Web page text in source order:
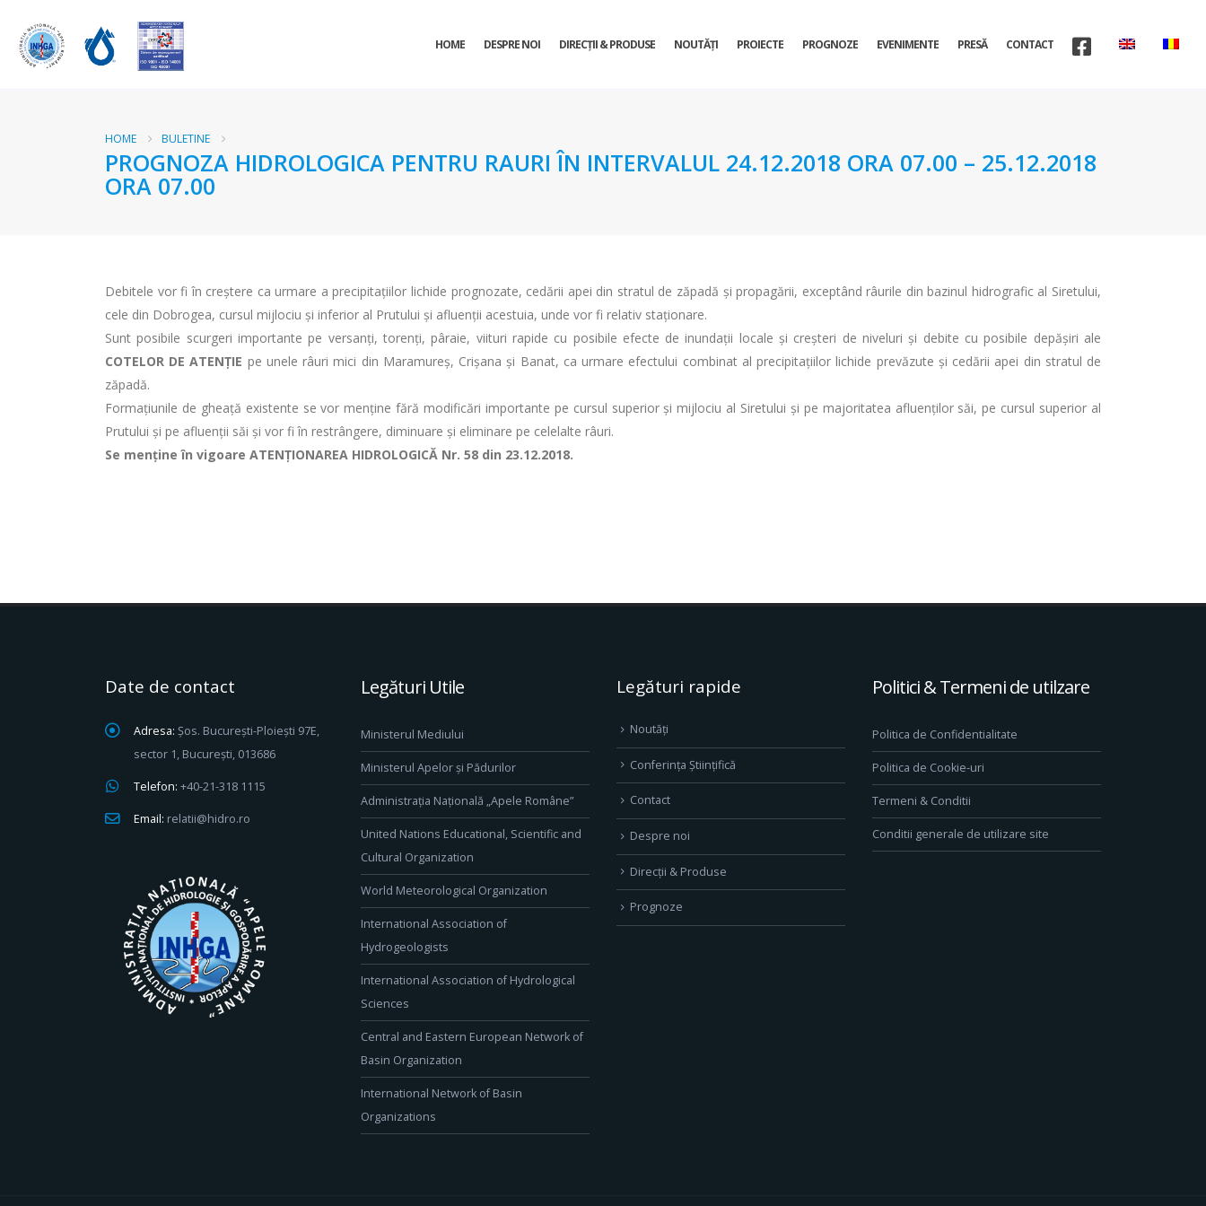
HOME DESPRE NOI DIRECŢII & PRODUSE NOUTĂȚI PROIECTE PROGNOZE EVENIMENTE PRESĂ CONTACT
HOME BULETINE
PROGNOZA HIDROLOGICA PENTRU RAURI ÎN INTERVALUL 24.12.2018 ORA 07.00 – 25.12.2018
ORA 07.00
Debitele vor fi în creştere ca urmare a precipitațiilor lichide prognozate, cedării apei din stratul de zăpadă și propagării, exceptând râurile din bazinul hidrografic al Siretului,
cele din Dobrogea, cursul mijlociu și inferior al Prutului și afluenții acestuia, unde vor fi relativ staţionare.
Sunt posibile scurgeri importante pe versanţi, torenţi, pâraie, viituri rapide cu posibile efecte de inundaţii locale și creşteri de niveluri și debite cu posibile depăşiri ale
COTELOR DE ATENŢIE pe unele râuri mici din Maramureș, Crișana și Banat, ca urmare efectului combinat al precipitațiilor lichide prevăzute și cedării apei din stratul de
zăpadă.
Formațiunile de gheață existente se vor menține fără modificări importante pe cursul superior şi mijlociu al Siretului şi pe majoritatea afluenţilor săi, pe cursul superior al
Prutului şi pe afluenţii săi și vor fi în restrângere, diminuare şi eliminare pe celelalte râuri.
Se menţine în vigoare ATENȚIONAREA HIDROLOGICĂ Nr. 58 din 23.12.2018.
Date de contact
Adresa: Șos. București-Ploiești 97E,
sector 1, București, 013686
Telefon: +40-21-318 1115
Email: relatii@hidro.ro
Legături Utile
Ministerul Mediului
Ministerul Apelor și Pădurilor
Administrația Națională „Apele Române”
United Nations Educational, Scientific and
Cultural Organization
World Meteorological Organization
International Association of
Hydrogeologists
International Association of Hydrological
Sciences
Central and Eastern European Network of
Basin Organization
International Network of Basin
Organizations
Legături rapide
Noutăți
Conferința Științifică
Contact
Despre noi
Direcţii & Produse
Prognoze
Politici & Termeni de utilzare
Politica de Confidentialitate
Politica de Cookie-uri
Termeni & Conditii
Conditii generale de utilizare site